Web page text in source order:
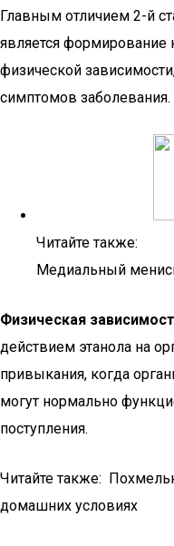
Главным отличием 2-й
является формирование
физической
симптомов заболевания.
Читайте также:
Медиальный
Физическая
действием этанола на
привыкания, когда
могут нормально
поступления.
Читайте также:
домашних условиях